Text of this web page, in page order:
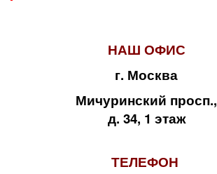
НАШ ОФИС
г. Москва
Мичуринский просп.,
д. 34, 1 этаж
ТЕЛЕФОН